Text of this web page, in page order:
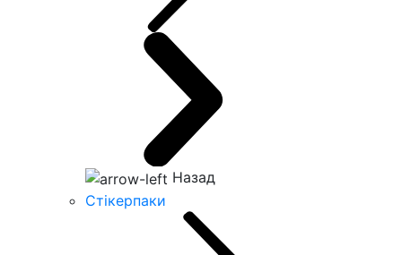
Назад
Стікерпаки